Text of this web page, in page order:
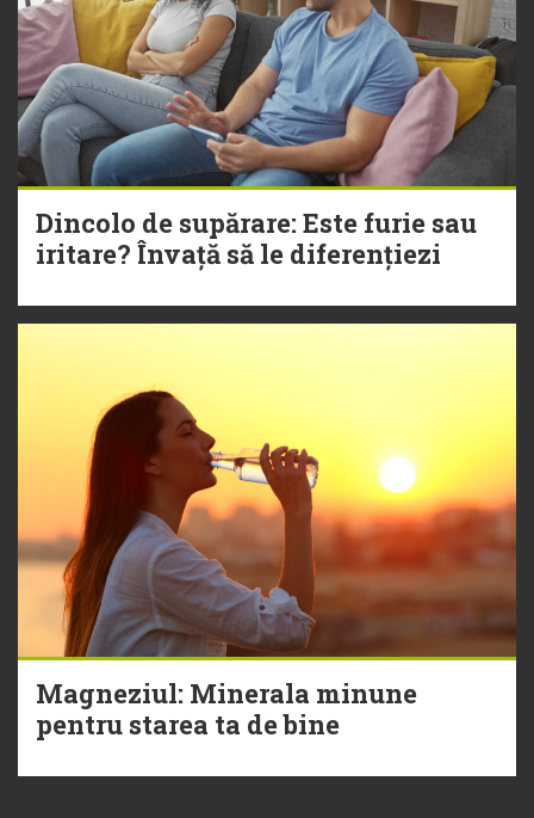
Dincolo de supărare: Este furie sau
iritare? Învață să le diferențiezi
Magneziul: Minerala minune
pentru starea ta de bine